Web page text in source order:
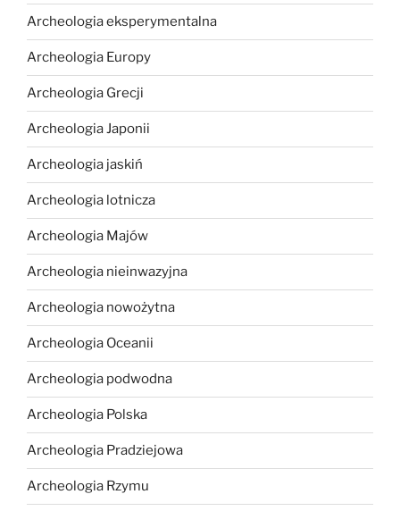
Archeologia eksperymentalna
Archeologia Europy
Archeologia Grecji
Archeologia Japonii
Archeologia jaskiń
Archeologia lotnicza
Archeologia Majów
Archeologia nieinwazyjna
Archeologia nowożytna
Archeologia Oceanii
Archeologia podwodna
Archeologia Polska
Archeologia Pradziejowa
Archeologia Rzymu